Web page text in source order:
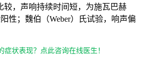
较，声响持续时间短，为施瓦巴赫
阳性；魏伯（Weber）氏试验，响声偏
症状表现？点此咨询在线医生！